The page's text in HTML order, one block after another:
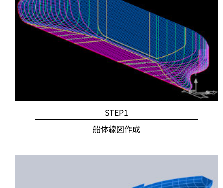
STEP1
船体線図作成